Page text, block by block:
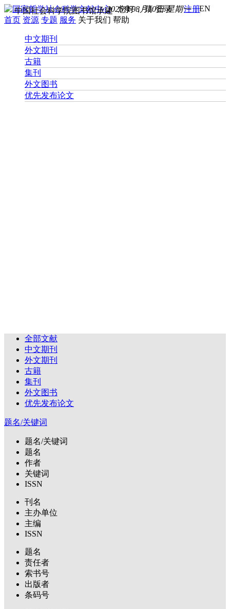
您好， 请登录 注册EN
2026年08月10日 星期一
中国社会科学院图书馆承建
首页 资源 专题 服务 关于我们 帮助
中文期刊
外文期刊
古籍
集刊
外文图书
优先发布论文
全部文献
中文期刊
外文期刊
古籍
集刊
外文图书
优先发布论文
题名/关键词
题名/关键词
题名
作者
关键词
ISSN
刊名
主办单位
主编
ISSN
题名
责任者
索书号
出版者
条码号